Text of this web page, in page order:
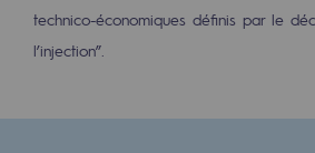
Le Labo
Acteur engagé
technico-économiques définis par le
l’injection”.